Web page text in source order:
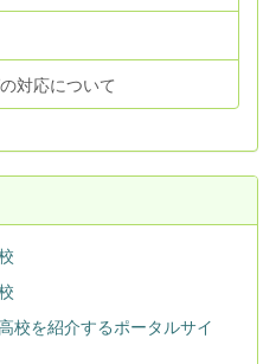
対応について
校を紹介するポータルサイ